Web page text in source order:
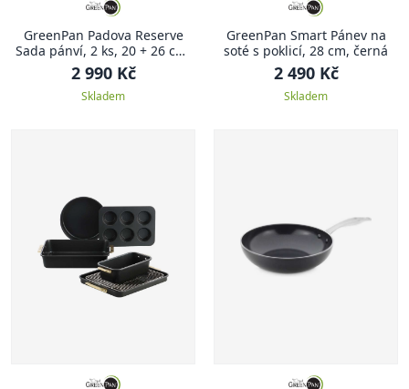
GreenPan Padova Reserve
Sada pánví, 2 ks, 20 + 26 cm,
světle krémová
2 990 Kč
Skladem
GreenPan Smart Pánev na
soté s poklicí, 28 cm, černá
2 490 Kč
Skladem